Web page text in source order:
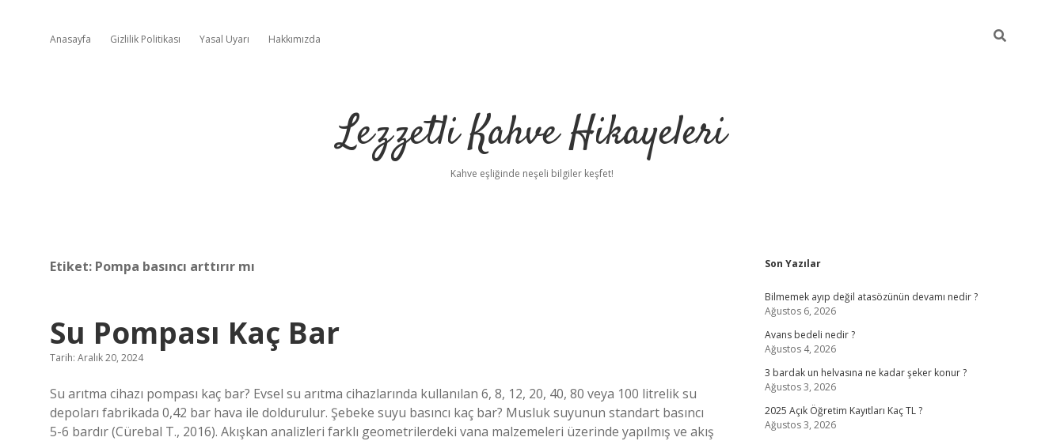
Anasayfa Gizlilik Politikası Yasal Uyarı Hakkımızda
Lezzetli Kahve Hikayeleri
Kahve eşliğinde neşeli bilgiler keşfet!
Etiket: Pompa basıncı arttırır mı
Su Pompası Kaç Bar
Tarih: Aralık 20, 2024
Su arıtma cihazı pompası kaç bar? Evsel su arıtma cihazlarında kullanılan 6, 8, 12, 20, 40, 80 veya 100 litrelik su
depoları fabrikada 0,42 bar hava ile doldurulur. Şebeke suyu basıncı kaç bar? Musluk suyunun standart basıncı
5-6 bardır (Cürebal T., 2016). Akışkan analizleri farklı geometrilerdeki vana malzemeleri üzerinde yapılmış ve akış
Sidebar
Son Yazılar
Bilmemek ayıp değil atasözünün devamı nedir ?
Ağustos 6, 2026
Avans bedeli nedir ?
Ağustos 4, 2026
3 bardak un helvasına ne kadar şeker konur ?
Ağustos 3, 2026
2025 Açık Öğretim Kayıtları Kaç TL ?
Ağustos 3, 2026